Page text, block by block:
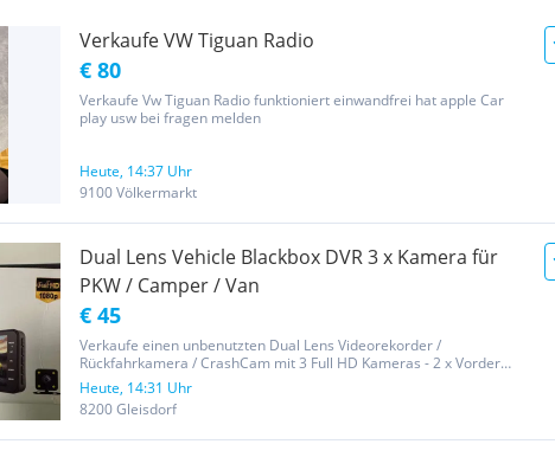
Verkaufe VW Tiguan Radio
€ 80
Verkaufe Vw Tiguan Radio funktioniert einwandfrei hat apple Car
play usw bei fragen melden
Heute, 14:37 Uhr
9100 Völkermarkt
Dual Lens Vehicle Blackbox DVR 3 x Kamera für
PKW / Camper / Van
€ 45
Verkaufe einen unbenutzten Dual Lens Videorekorder /
Rückfahrkamera / CrashCam mit 3 Full HD Kameras - 2 x Vorder
und 1 x Rückfahrkamera - sehr einfache Montage - 170 Grad
Weitwinkel - G-Sensor - Bewegungsmelder - Rückfahrmonitor mit
Linien - Park...
Heute, 14:31 Uhr
8200 Gleisdorf